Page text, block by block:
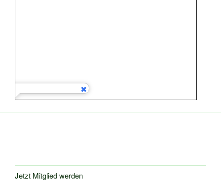
Jetzt Mitglied werden